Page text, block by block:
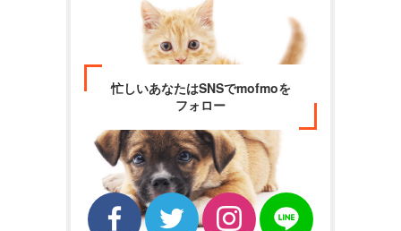
忙しいあなたはSNSでmofmoを
フォロー